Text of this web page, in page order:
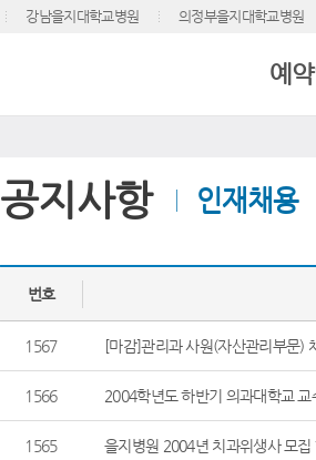
강남을지대학교병원 의정부을지대학교병원
예
공지사항 인재채용
번호
1567 [마감]관리과 사원(자산관리부문)
1566 2004학년도 하반기 의과대학교 교
1565 을지병원 2004년 치과위생사 모집